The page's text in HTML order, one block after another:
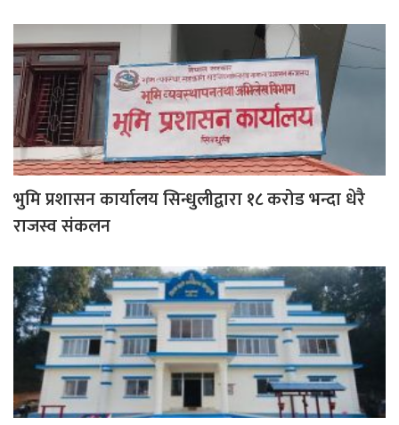
भुमि प्रशासन कार्यालय सिन्धुलीद्वारा १८ करोड भन्दा धेरै
राजस्व संकलन